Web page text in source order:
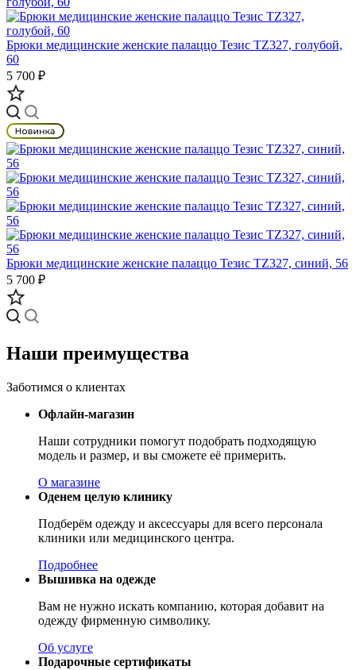
Брюки медицинские женские палаццо Тезис TZ327, голубой,
60
5 700 ₽
Брюки медицинские женские палаццо Тезис TZ327, синий, 56
5 700 ₽
Наши преимущества
Заботимся о клиентах
Офлайн-магазин
Наши сотрудники помогут подобрать подходящую
модель и размер, и вы сможете её примерить.
О магазине
Оденем целую клинику
Подберём одежду и аксессуары для всего персонала
клиники или медицинского центра.
Подробнее
Вышивка на одежде
Вам не нужно искать компанию, которая добавит на
одежду фирменную символику.
Об услуге
Подарочные сертификаты